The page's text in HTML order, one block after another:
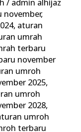
/ admin alhijaz
november,
, aturan
umrah
terbaru
november
umroh
2025,
umroh
2028,
umroh
terbaru